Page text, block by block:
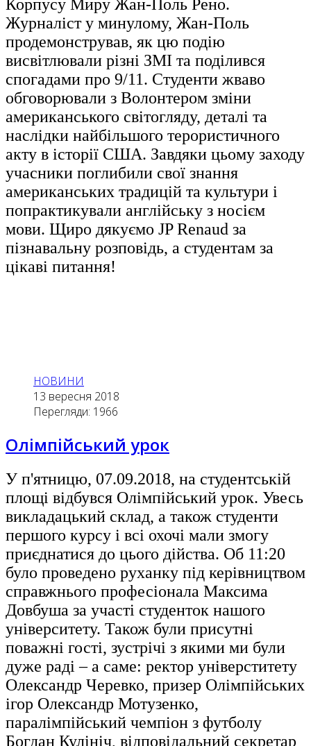
Корпусу Миру Жан-Поль Рено.
Журналіст у минулому, Жан-Поль
продемонстрував, як цю подію
висвітлювали різні ЗМІ та поділився
спогадами про 9/11. Студенти жваво
обговорювали з Волонтером зміни
американського світогляду, деталі та
наслідки найбільшого терористичного
акту в історії США. Завдяки цьому заходу
учасники поглибили свої знання
американських традицій та культури і
попрактикували англійську з носієм
мови. Щиро дякуємо JP Renaud за
пізнавальну розповідь, а студентам за
цікаві питання!
НОВИНИ
13 вересня 2018
Перегляди: 1966
Олімпійський урок
У п'ятницю, 07.09.2018, на студентській
площі відбувся Олімпійський урок. Увесь
викладацький склад, а також студенти
першого курсу і всі охочі мали змогу
приєднатися до цього дійства. Об 11:20
було проведено руханку під керівництвом
справжнього професіонала Максима
Довбуша за участі студенток нашого
університету. Також були присутні
поважні гості, зустрічі з якими ми були
дуже раді – а саме: ректор універститету
Олександр Черевко, призер Олімпійських
ігор Олександр Мотузенко,
паралімпійський чемпіон з футболу
Богдан Кулініч, відповідальний секретар